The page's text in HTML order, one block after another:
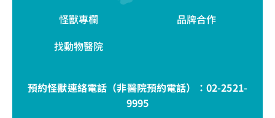
怪獸專欄
找動物醫院
品牌合作
預約怪獸連絡電話（非醫院預約電話）： 02-2521-
9995